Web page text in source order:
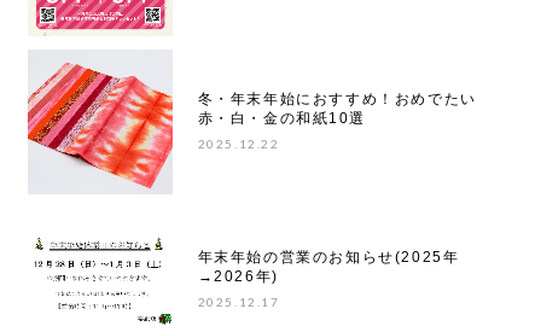
冬・年末年始におすすめ！おめでたい
赤・白・金の和紙10選
2025.12.22
年末年始の営業のお知らせ(2025年
→2026年)
2025.12.17